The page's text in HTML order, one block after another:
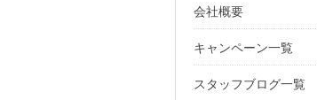
会社概要
キャンペーン一覧
スタッフブログ一覧